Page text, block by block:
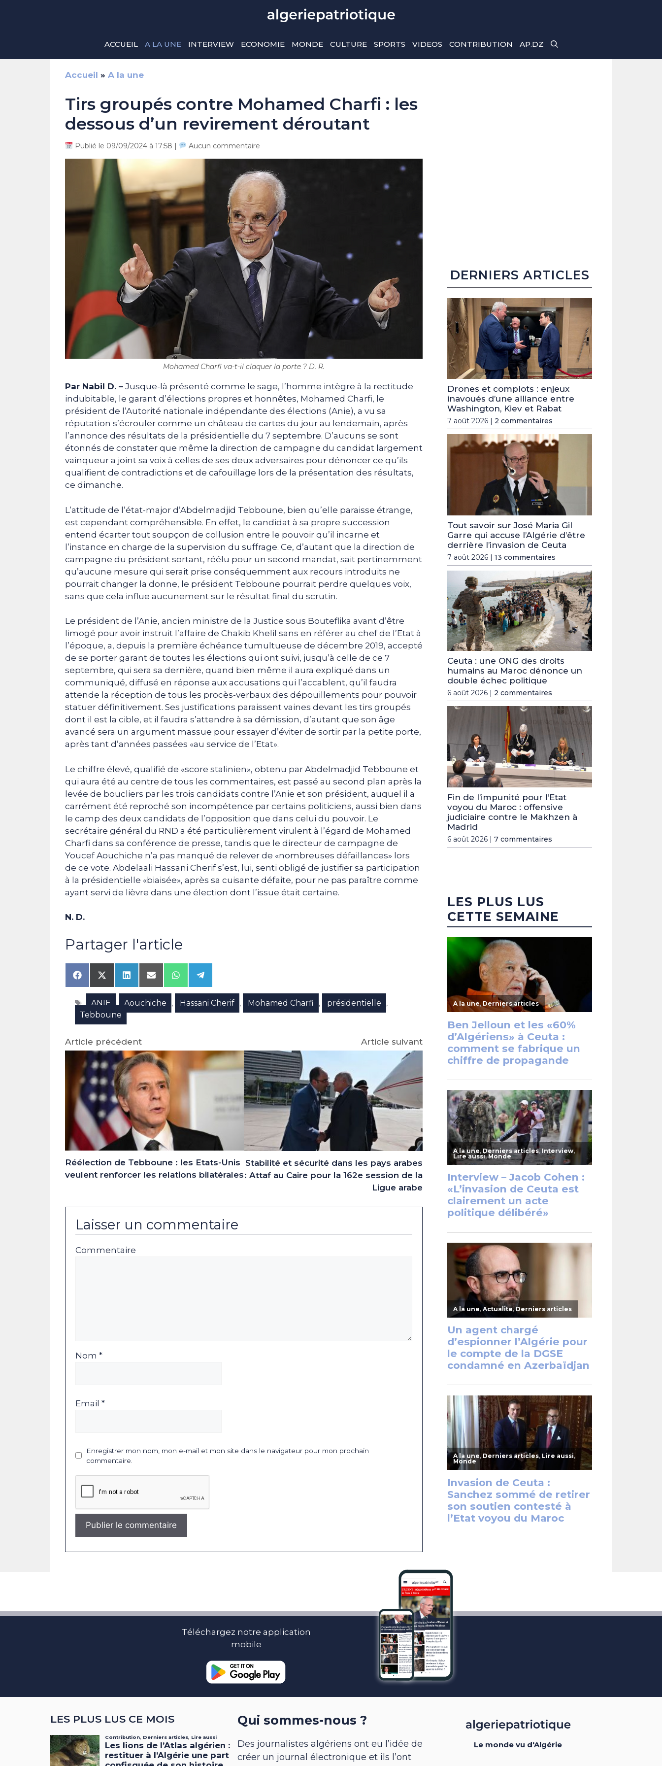
ACCUEIL A LA UNE INTERVIEW ECONOMIE MONDE CULTURE SPORTS VIDEOS CONTRIBUTION AP.DZ
Accueil » A la une
Tirs groupés contre Mohamed Charfi : les
dessous d’un revirement déroutant
Publié le 09/09/2024 à 17:58 | Aucun commentaire
Mohamed Charfi va-t-il claquer la porte ? D. R.
Par Nabil D. – Jusque-là présenté comme le sage, l’homme intègre à la rectitude
indubitable, le garant d’élections propres et honnêtes, Mohamed Charfi, le
président de l’Autorité nationale indépendante des élections (Anie), a vu sa
réputation s’écrouler comme un château de cartes du jour au lendemain, après
l’annonce des résultats de la présidentielle du 7 septembre. D’aucuns se sont
étonnés de constater que même la direction de campagne du candidat largement
vainqueur a joint sa voix à celles de ses deux adversaires pour dénoncer ce qu’ils
qualifient de contradictions et de cafouillage lors de la présentation des résultats,
ce dimanche.
L’attitude de l’état-major d’Abdelmadjid Tebboune, bien qu’elle paraisse étrange,
est cependant compréhensible. En effet, le candidat à sa propre succession
entend écarter tout soupçon de collusion entre le pouvoir qu’il incarne et
l’instance en charge de la supervision du suffrage. Ce, d’autant que la direction de
campagne du président sortant, réélu pour un second mandat, sait pertinemment
qu’aucune mesure qui serait prise conséquemment aux recours introduits ne
pourrait changer la donne, le président Tebboune pourrait perdre quelques voix,
sans que cela influe aucunement sur le résultat final du scrutin.
Le président de l’Anie, ancien ministre de la Justice sous Bouteflika avant d’être
limogé pour avoir instruit l’affaire de Chakib Khelil sans en référer au chef de l’Etat à
l’époque, a, depuis la première échéance tumultueuse de décembre 2019, accepté
de se porter garant de toutes les élections qui ont suivi, jusqu’à celle de ce 7
septembre, qui sera sa dernière, quand bien même il aura expliqué dans un
communiqué, diffusé en réponse aux accusations qui l’accablent, qu’il faudra
attende la réception de tous les procès-verbaux des dépouillements pour pouvoir
statuer définitivement. Ses justifications paraissent vaines devant les tirs groupés
dont il est la cible, et il faudra s’attendre à sa démission, d’autant que son âge
avancé sera un argument massue pour essayer d’éviter de sortir par la petite porte,
après tant d’années passées «au service de l’Etat».
Le chiffre élevé, qualifié de «score stalinien», obtenu par Abdelmadjid Tebboune et
qui aura été au centre de tous les commentaires, est passé au second plan après la
levée de boucliers par les trois candidats contre l’Anie et son président, auquel il a
carrément été reproché son incompétence par certains politiciens, aussi bien dans
le camp des deux candidats de l’opposition que dans celui du pouvoir. Le
secrétaire général du RND a été particulièrement virulent à l’égard de Mohamed
Charfi dans sa conférence de presse, tandis que le directeur de campagne de
Youcef Aouchiche n’a pas manqué de relever de «nombreuses défaillances» lors
de ce vote. Abdelaali Hassani Cherif s’est, lui, senti obligé de justifier sa participation
à la présidentielle «biaisée», après sa cuisante défaite, pour ne pas paraître comme
ayant servi de lièvre dans une élection dont l’issue était certaine.
N. D.
Partager l'article
Share
on
Facebook
Share
on
X
(Twitter)
Share
on
LinkedIn
Share
on
Email
Share
on
WhatsApp
Share
on
Telegram
Étiquettes
ANIE , Aouchiche , Hassani Cherif , Mohamed Charfi , présidentielle ,
Tebboune
Article précédent
Réélection de Tebboune : les Etats-Unis
veulent renforcer les relations bilatérales
Article suivant
Stabilité et sécurité dans les pays arabes
: Attaf au Caire pour la 162e session de la
Ligue arabe
Laisser un commentaire
Commentaire
Nom *
Email *
Enregistrer mon nom, mon e-mail et mon site dans le navigateur pour mon prochain
commentaire.
DERNIERS ARTICLES
Drones et complots : enjeux
inavoués d’une alliance entre
Washington, Kiev et Rabat
7 août 2026 | 2 commentaires
Tout savoir sur José Maria Gil
Garre qui accuse l’Algérie d’être
derrière l’invasion de Ceuta
7 août 2026 | 13 commentaires
Ceuta : une ONG des droits
humains au Maroc dénonce un
double échec politique
6 août 2026 | 2 commentaires
Fin de l’impunité pour l’Etat
voyou du Maroc : offensive
judiciaire contre le Makhzen à
Madrid
6 août 2026 | 7 commentaires
LES PLUS LUS
CETTE SEMAINE
Téléchargez notre application
mobile
LES PLUS LUS CE MOIS Qui sommes-nous ?
Des journalistes algériens ont eu l’idée de
créer un journal électronique et ils l’ont
Le monde vu d'Algérie